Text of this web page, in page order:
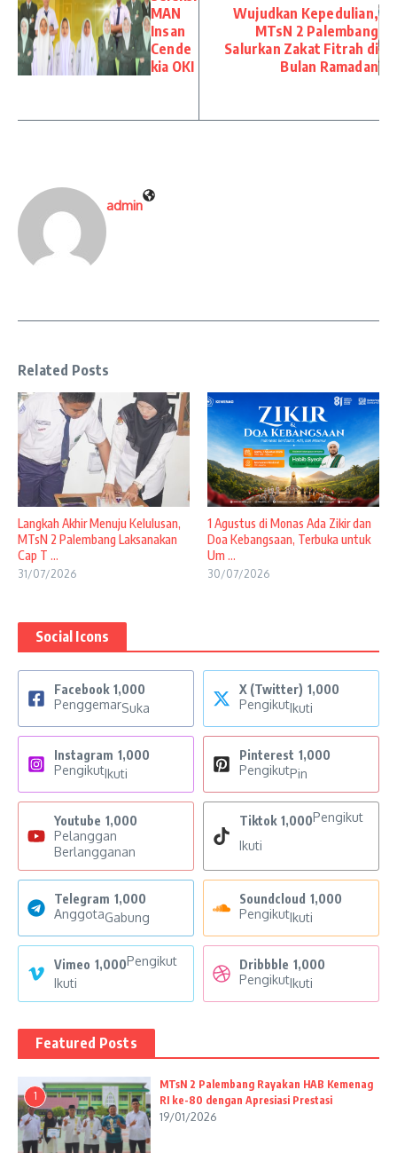
MAN
Insan
Cende
kia OKI
Wujudkan Kepedulian,
MTsN 2 Palembang
Salurkan Zakat Fitrah di
Bulan Ramadan
admin
Related Posts
Langkah Akhir Menuju Kelulusan,
MTsN 2 Palembang Laksanakan
Cap T ...
31/07/2026
1 Agustus di Monas Ada Zikir dan
Doa Kebangsaan, Terbuka untuk
Um ...
30/07/2026
Social Icons
Facebook 1,000
PenggemarSuka
X (Twitter) 1,000
PengikutIkuti
Instagram 1,000
PengikutIkuti
Pinterest 1,000
PengikutPin
Youtube 1,000
Pelanggan
Berlangganan
Tiktok 1,000Pengikut
Ikuti
Telegram 1,000
AnggotaGabung
Soundcloud 1,000
PengikutIkuti
Vimeo 1,000Pengikut
Ikuti
Dribbble 1,000
PengikutIkuti
Featured Posts
1
MTsN 2 Palembang Rayakan HAB Kemenag
RI ke-80 dengan Apresiasi Prestasi
19/01/2026